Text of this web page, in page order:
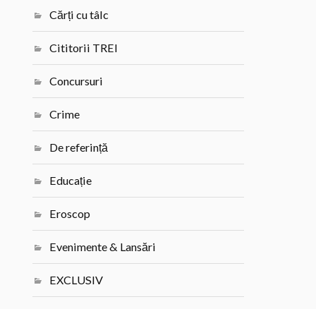
Cărți cu tâlc
Cititorii TREI
Concursuri
Crime
De referință
Educație
Eroscop
Evenimente & Lansări
EXCLUSIV